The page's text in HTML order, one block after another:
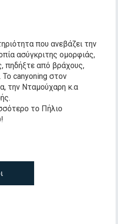
που ανεβάζει την
ασύγκριτης ομορφιάς,
πηδήξτε από βράχους,
canyoning στον
την Νταμούχαρη κ.α
το Πήλιο